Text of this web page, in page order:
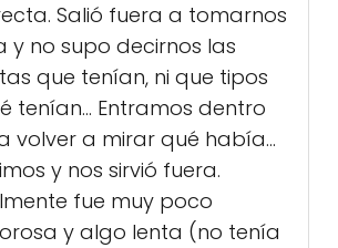
Salió fuera a tomarnos
y no supo decirnos las
que tenían, ni que tipos
tenían... Entramos dentro
volver a mirar qué había...
y nos sirvió fuera.
fue muy poco
y algo lenta (no tenía